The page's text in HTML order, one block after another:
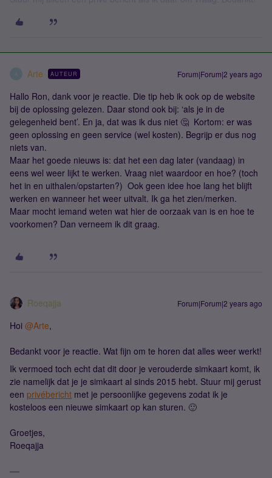
A Arte AUTEUR Forum|Forum|2 years ago
Hallo Ron, dank voor je reactie. Die tip heb ik ook op de website
bij de oplossing gelezen. Daar stond ook bij: ‘als je in de
gelegenheid bent’. En ja, dat was ik dus niet 🤔 Kortom: er was
geen oplossing en geen service (wel kosten). Begrijp er dus nog
niets van.
Maar het goede nieuws is: dat het een dag later (vandaag) in
eens wel weer lijkt te werken. Vraag niet waardoor en hoe? (toch
het in en uithalen/opstarten?) Ook geen idee hoe lang het blijft
werken en wanneer het weer uitvalt. Ik ga het zien/merken.
Maar mocht iemand weten wat hier de oorzaak van is en hoe te
voorkomen? Dan verneem ik dit graag.
Roeqajja Forum|Forum|2 years ago
Hoi @Arte,
Bedankt voor je reactie. Wat fijn om te horen dat alles weer werkt!
Ik vermoed toch echt dat dit door je verouderde simkaart komt, ik
zie namelijk dat je je simkaart al sinds 2015 hebt. Stuur mij gerust
een privébericht met je persoonlijke gegevens zodat ik je
kosteloos een nieuwe simkaart op kan sturen. 🙂
Groetjes,
Roeqajja